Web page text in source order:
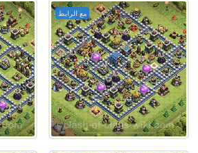
مع الرابط